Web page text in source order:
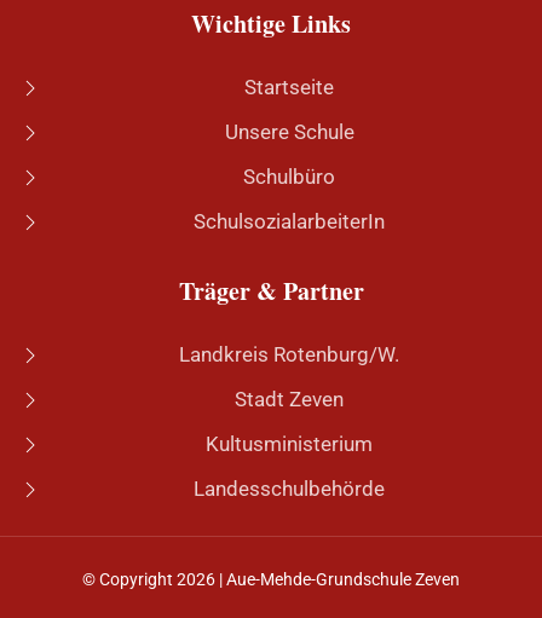
Wichtige Links
Startseite
Unsere Schule
Schulbüro
SchulsozialarbeiterIn
Träger & Partner
Landkreis Rotenburg/W.
Stadt Zeven
Kultusministerium
Landesschulbehörde
© Copyright 2026 | Aue-Mehde-Grundschule Zeven